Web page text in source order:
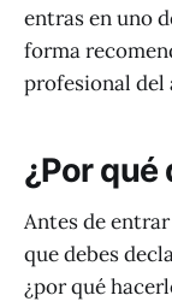
entras en uno
forma
profesional del
¿Por qué
Antes de
que debes
¿por qué